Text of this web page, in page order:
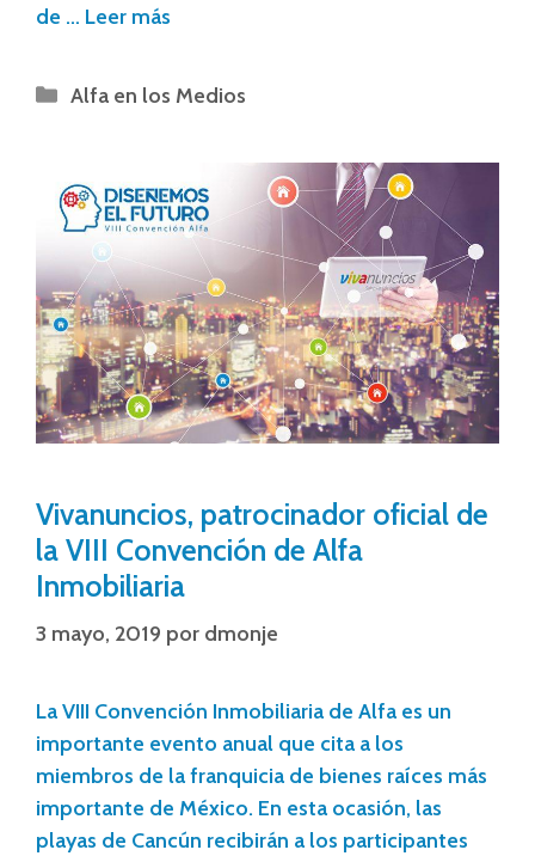
de … Leer más
Alfa en los Medios
Vivanuncios, patrocinador oficial de
la VIII Convención de Alfa
Inmobiliaria
3 mayo, 2019 por dmonje
La VIII Convención Inmobiliaria de Alfa es un
importante evento anual que cita a los
miembros de la franquicia de bienes raíces más
importante de México. En esta ocasión, las
playas de Cancún recibirán a los participantes